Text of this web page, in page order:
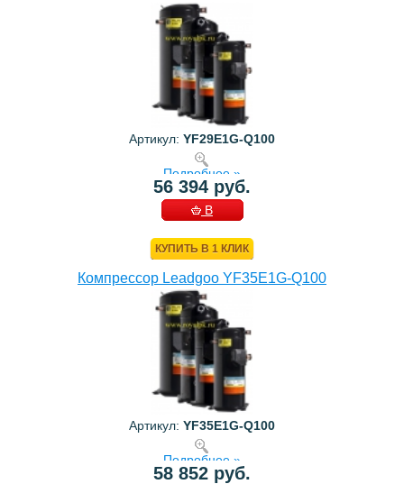
Артикул: YF29E1G-Q100
Подробнее »
56 394 руб.
В
КУПИТЬ В 1 КЛИК
Компрессор Leadgoo YF35E1G-Q100
Артикул: YF35E1G-Q100
Подробнее »
58 852 руб.